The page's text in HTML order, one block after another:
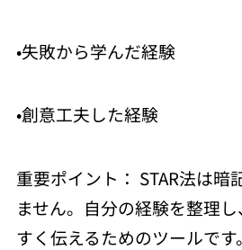
•失敗から学んだ経験
•創意工夫した経験
重要ポイント： STAR法は暗
ません。自分の経験を整理
すく伝えるためのツールです。